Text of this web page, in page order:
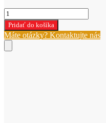
množstvo
Červený
ornát
W
2-
Pridať do košíka
Máte otázky? Kontaktujte nás